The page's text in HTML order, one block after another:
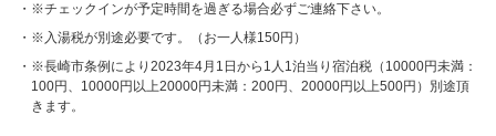
※チェックインが予定時間を過ぎる場合必ずご連絡下さい。
※入湯税が別途必要です。（お一人様150円）
※長崎市条例により2023年4月1日から1人1泊当り宿泊税（10000円未満：
100円、10000円以上20000円未満：200円、20000円以上500円）別途頂
きます。